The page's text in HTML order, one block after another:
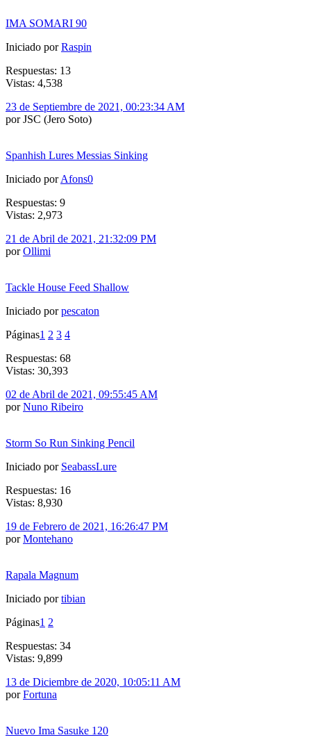
IMA SOMARI 90
Iniciado porRaspin
Respuestas: 13
Vistas: 4,538
23 de Septiembre de 2021, 00:23:34 AM
por JSC (Jero Soto)
Spanhish Lures Messias Sinking
Iniciado porAfons0
Respuestas: 9
Vistas: 2,973
21 de Abril de 2021, 21:32:09 PM
porOllimi
Tackle House Feed Shallow
Iniciado porpescaton
Páginas1 2 3 4
Respuestas: 68
Vistas: 30,393
02 de Abril de 2021, 09:55:45 AM
porNuno Ribeiro
Storm So Run Sinking Pencil
Iniciado por SeabassLure
Respuestas: 16
Vistas: 8,930
19 de Febrero de 2021, 16:26:47 PM
porMontehano
Rapala Magnum
Iniciado portibian
Páginas1 2
Respuestas: 34
Vistas: 9,899
13 de Diciembre de 2020, 10:05:11 AM
porFortuna
Nuevo Ima Sasuke 120